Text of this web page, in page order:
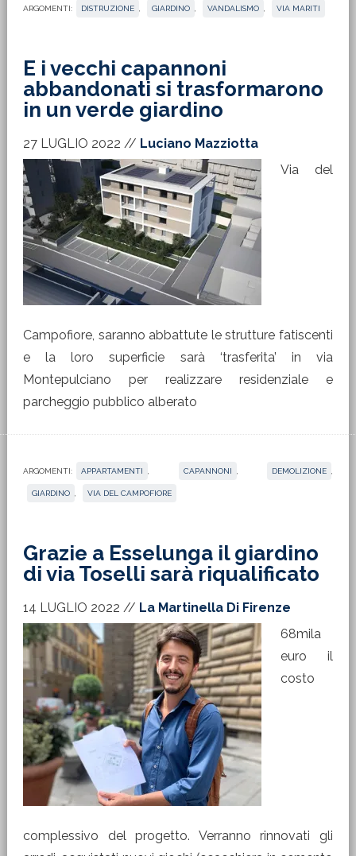
ARGOMENTI: DISTRUZIONE GIARDINO VANDALISMO VIA MARITI
E i vecchi capannoni
abbandonati si trasformarono
in un verde giardino
27 LUGLIO 2022 // Luciano Mazziotta
Via del
Campofiore, saranno abbattute le strutture fatiscenti
e la loro superficie sarà ‘trasferita’ in via
Montepulciano per realizzare residenziale e
parcheggio pubblico alberato
ARGOMENTI: APPARTAMENTI CAPANNONI DEMOLIZIONE
GIARDINO VIA DEL CAMPOFIORE
Grazie a Esselunga il giardino
di via Toselli sarà riqualificato
14 LUGLIO 2022 // La Martinella Di Firenze
68mila
euro il
costo
complessivo del progetto. Verranno rinnovati gli